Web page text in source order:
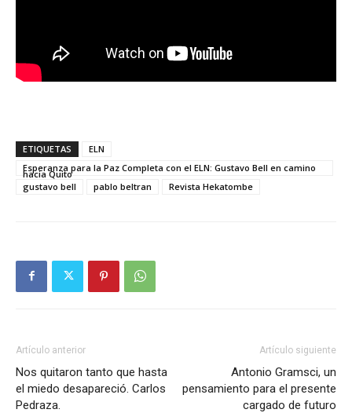
ETIQUETAS
ELN
Esperanza para la Paz Completa con el ELN: Gustavo Bell en camino
hacia Quito
gustavo bell
pablo beltran Revista Hekatombe
Artículo anterior
Nos quitaron tanto que hasta
el miedo desapareció. Carlos
Pedraza.
Artículo siguiente
Antonio Gramsci, un
pensamiento para el presente
cargado de futuro